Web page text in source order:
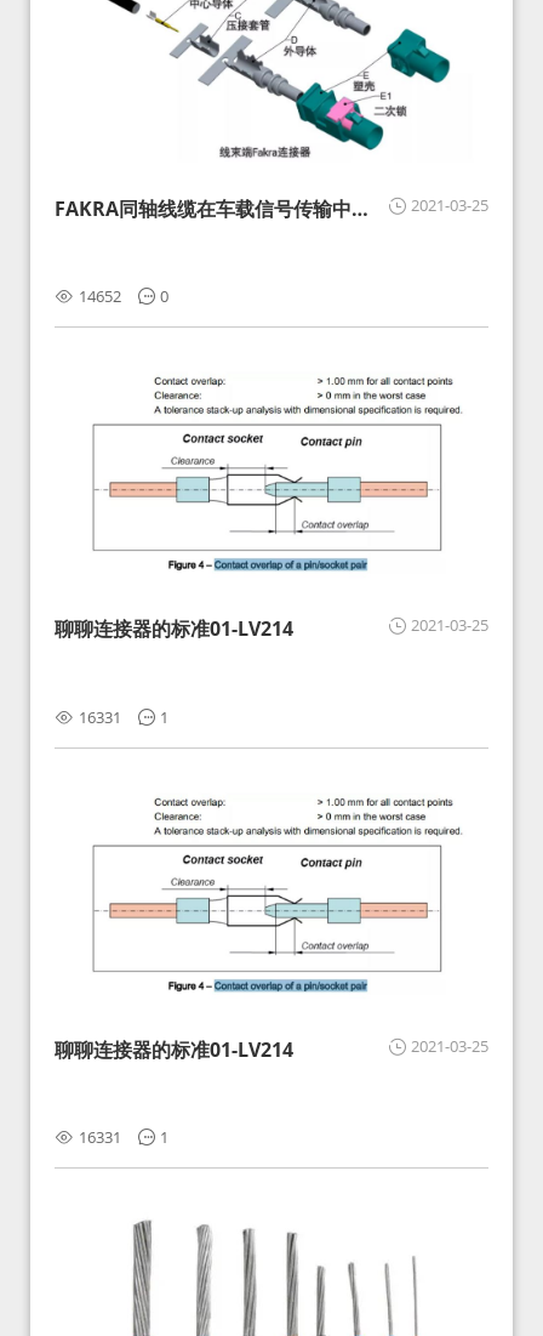
2021-03-25
FAKRA同轴线缆在车载信号传输中的
14652 0
2021-03-25
聊聊连接器的标准01-LV214
16331 1
2021-03-25
聊聊连接器的标准01-LV214
16331 1